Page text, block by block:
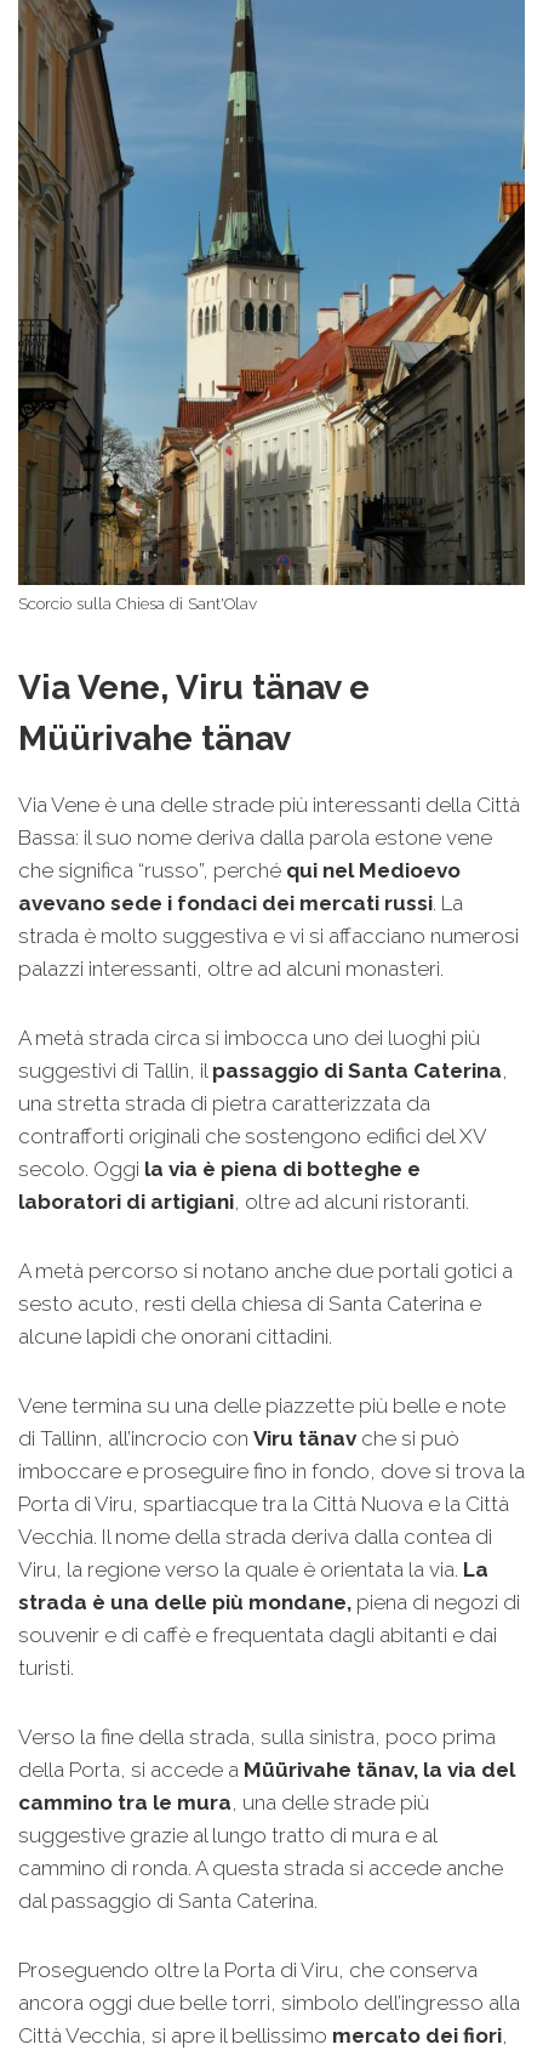
Scorcio sulla Chiesa di Sant'Olav
Via Vene, Viru tänav e
Müürivahe tänav
Via Vene è una delle strade più interessanti della Città
Bassa: il suo nome deriva dalla parola estone vene
che significa “russo”, perché qui nel Medioevo
avevano sede i fondaci dei mercati russi. La
strada è molto suggestiva e vi si affacciano numerosi
palazzi interessanti, oltre ad alcuni monasteri.
A metà strada circa si imbocca uno dei luoghi più
suggestivi di Tallin, il passaggio di Santa Caterina,
una stretta strada di pietra caratterizzata da
contrafforti originali che sostengono edifici del XV
secolo. Oggi la via è piena di botteghe e
laboratori di artigiani, oltre ad alcuni ristoranti.
A metà percorso si notano anche due portali gotici a
sesto acuto, resti della chiesa di Santa Caterina e
alcune lapidi che onorani cittadini.
Vene termina su una delle piazzette più belle e note
di Tallinn, all’incrocio con Viru tänav che si può
imboccare e proseguire fino in fondo, dove si trova la
Porta di Viru, spartiacque tra la Città Nuova e la Città
Vecchia. Il nome della strada deriva dalla contea di
Viru, la regione verso la quale è orientata la via. La
strada è una delle più mondane, piena di negozi di
souvenir e di caffè e frequentata dagli abitanti e dai
turisti.
Verso la fine della strada, sulla sinistra, poco prima
della Porta, si accede a Müürivahe tänav, la via del
cammino tra le mura, una delle strade più
suggestive grazie al lungo tratto di mura e al
cammino di ronda. A questa strada si accede anche
dal passaggio di Santa Caterina.
Proseguendo oltre la Porta di Viru, che conserva
ancora oggi due belle torri, simbolo dell’ingresso alla
Città Vecchia, si apre il bellissimo mercato dei fiori,